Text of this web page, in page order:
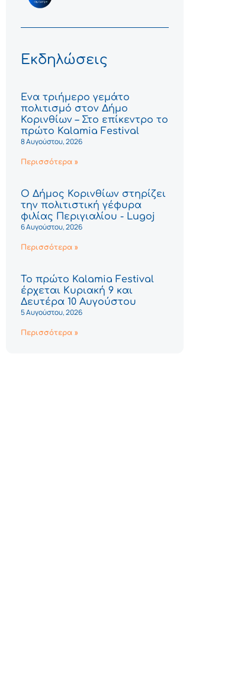
Εκδηλώσεις
Ένα τριήμερο γεμάτο
πολιτισμό στον Δήμο
Κορινθίων – Στο επίκεντρο το
πρώτο Kalamia Festival
8 Αυγούστου, 2026
Περισσότερα »
Ο Δήμος Κορινθίων στηρίζει
την πολιτιστική γέφυρα
φιλίας Περιγιαλίου - Lugoj
6 Αυγούστου, 2026
Περισσότερα »
Το πρώτο Kalamia Festival
έρχεται Κυριακή 9 και
Δευτέρα 10 Αυγούστου
5 Αυγούστου, 2026
Περισσότερα »